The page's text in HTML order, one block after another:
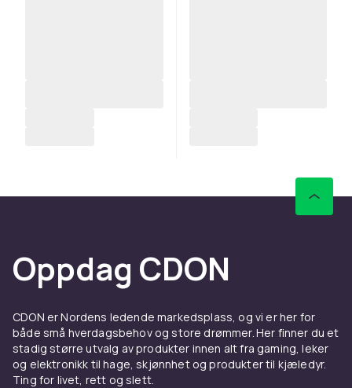
Oppdag CDON
CDON er Nordens ledende markedsplass, og vi er her for
både små hverdagsbehov og store drømmer. Her finner du et
stadig større utvalg av produkter innen alt fra gaming, leker
og elektronikk til hage, skjønnhet og produkter til kjæledyr.
Ting for livet, rett og slett.